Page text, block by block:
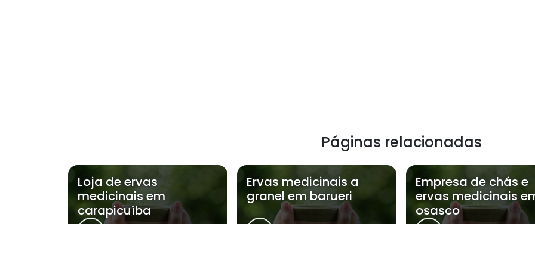
Páginas relacionadas
Loja de ervas
medicinais em
carapicuíba
Ervas medicinais a
granel em barueri
Empresa de chás e
ervas medicinais
osasco